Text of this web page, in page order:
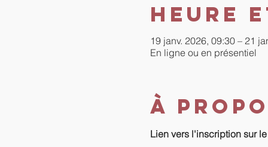
Heure
19 janv. 2026, 09:30 – 21
En ligne ou en présentiel
À
Lien vers l'inscription sur